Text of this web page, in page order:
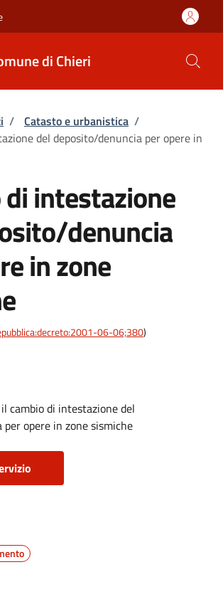
di Chieri
pane
/ Catasto e urbanistica /
del deposito/denuncia per opere in
intestazione
denuncia
in zone
06-06;380)
cambio di intestazione del
opere in zone sismiche